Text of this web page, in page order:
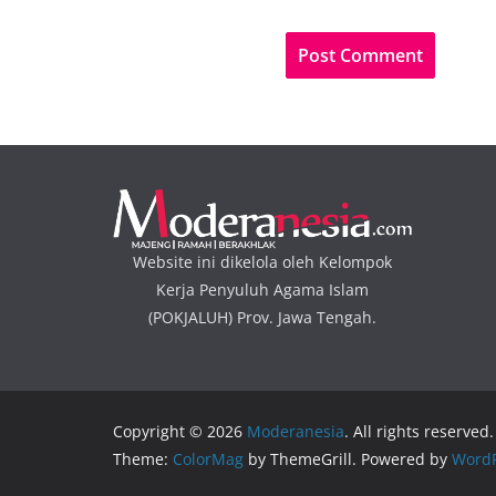
Website ini dikelola oleh Kelompok
Kerja Penyuluh Agama Islam
(POKJALUH) Prov. Jawa Tengah.
Copyright © 2026 Moderanesia. All rights reserved.
Theme: ColorMag by ThemeGrill. Powered by